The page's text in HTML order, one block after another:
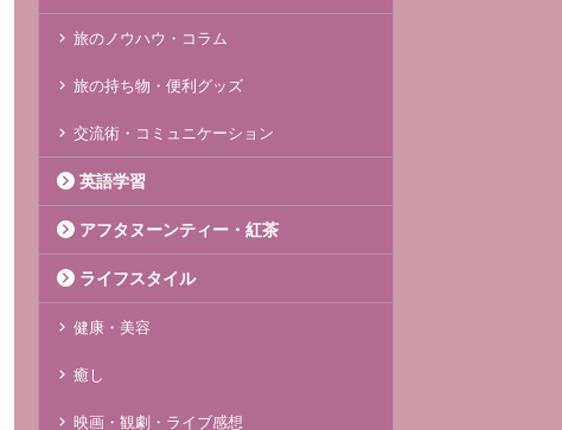
旅のノウハウ・コラム
旅の持ち物・便利グッズ
交流術・コミュニケーション
英語学習
アフタヌーンティー・紅茶
ライフスタイル
健康・美容
癒し
映画・観劇・ライブ感想